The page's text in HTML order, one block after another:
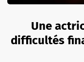
Une
difficultés